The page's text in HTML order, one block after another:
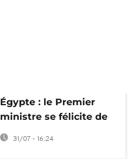
Égypte : le Premier
ministre se félicite de
l'approbation de
l'évaluation du FMI
31/07 - 16:24